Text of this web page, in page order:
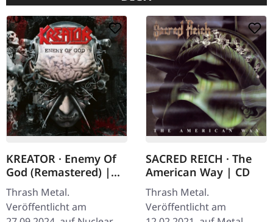
KREATOR · Enemy Of
God (Remastered) |
CD
Thrash Metal.
Veröffentlicht am
SACRED REICH · The
American Way | CD
Thrash Metal.
Veröffentlicht am